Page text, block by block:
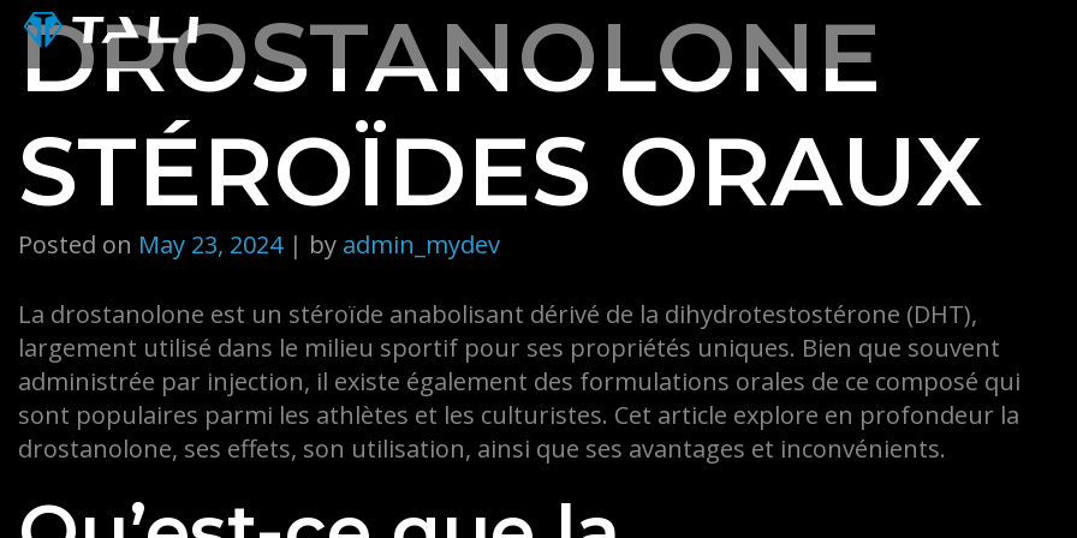
Skip
content
DROSTANOLONE
STÉROÏDES ORAUX
Posted on May 23, 2024| by admin_mydev
La drostanolone est un stéroïde anabolisant dérivé de la dihydrotestostérone (DHT),
largement utilisé dans le milieu sportif pour ses propriétés uniques. Bien que souvent
administrée par injection, il existe également des formulations orales de ce composé qui
sont populaires parmi les athlètes et les culturistes. Cet article explore en profondeur la
drostanolone, ses effets, son utilisation, ainsi que ses avantages et inconvénients.